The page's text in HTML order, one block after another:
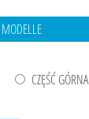
CZĘŚĆ GÓRNA